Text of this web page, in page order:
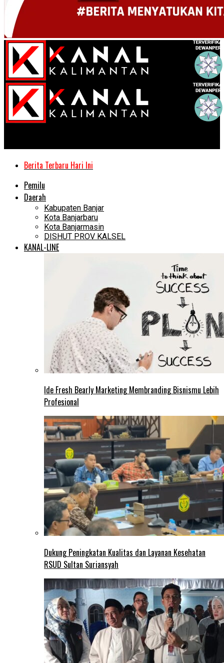
Berita Terbaru Hari Ini
Pemilu
Daerah
Kabupaten Banjar
Kota Banjarbaru
Kota Banjarmasin
DISHUT PROV KALSEL
KANAL-LINE
Ide Fresh Bearly Marketing Membranding Bisnismu Lebih
Profesional
Dukung Peningkatan Kualitas dan Layanan Kesehatan
RSUD Sultan Suriansyah